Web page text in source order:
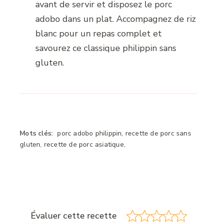
avant de servir et disposez le porc
adobo dans un plat. Accompagnez de riz
blanc pour un repas complet et
savourez ce classique philippin sans
gluten.
Mots clés: porc adobo philippin, recette de porc sans
gluten, recette de porc asiatique,
Évaluer cette recette